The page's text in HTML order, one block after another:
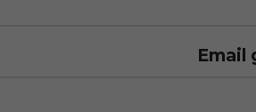
Email